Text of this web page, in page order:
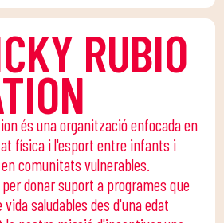
RUBIO
és una organització enfocada en
física i l'esport entre infants i
comunitats vulnerables.
per donar suport a programes que
saludables des d'una edat